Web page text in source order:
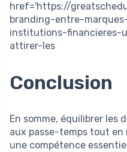
href='https://
branding-entre-
institutions-financieres-
attirer-les
Conclusion
En somme, équilibrer les
aux passe-temps tout
une compétence